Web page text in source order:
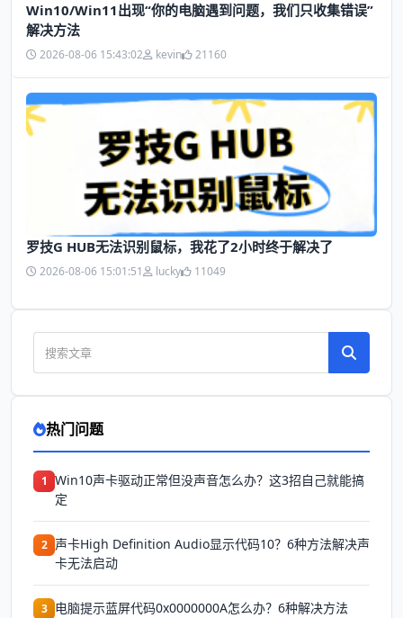
Win10/Win11出现“你的电脑遇到问题，我们只收集错误”
解决方法
2026-08-06 15:43:02 kevin 21160
罗技G HUB无法识别鼠标，我花了2小时终于解决了
2026-08-06 15:01:51 lucky 11049
热门问题
1 Win10声卡驱动正常但没声音怎么办？这3招自己就能搞
定
2 声卡High Definition Audio显示代码10？6种方法解决声
卡无法启动
3 电脑提示蓝屏代码0x0000000A怎么办？6种解决方法